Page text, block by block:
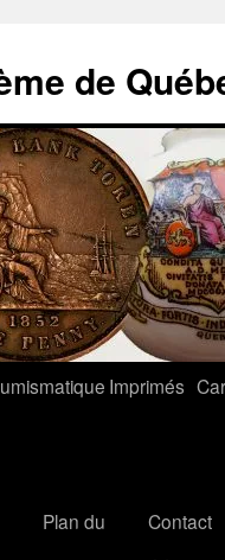
de
Imprimés
Plan du
Contact